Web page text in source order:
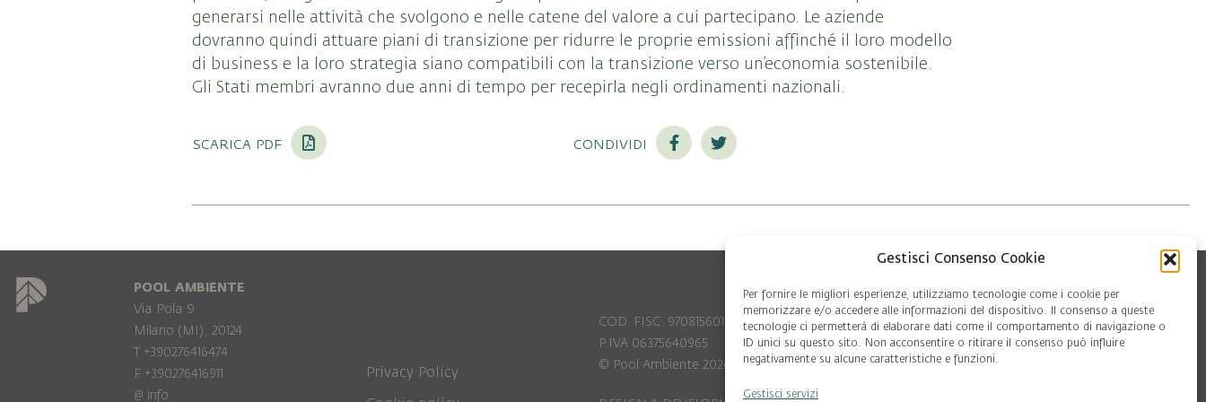
Gestisci Consenso Cookie
Per fornire le migliori esperienze, utilizziamo tecnologie come i cookie per
memorizzare e/o accedere alle informazioni del dispositivo. Il consenso a queste
tecnologie ci permetterà di elaborare dati come il comportamento di navigazione o
ID unici su questo sito. Non acconsentire o ritirare il consenso può influire
negativamente su alcune caratteristiche e funzioni.
Gestisci servizi
generarsi nelle attività che svolgono e nelle catene del valore a cui partecipano. Le aziende
dovranno quindi attuare piani di transizione per ridurre le proprie emissioni affinché il loro modello
di business e la loro strategia siano compatibili con la transizione verso un’economia sostenibile.
Gli Stati membri avranno due anni di tempo per recepirla negli ordinamenti nazionali.
scarica pdf condividi
POOL AMBIENTE
Via Pola 9
Milano (MI), 20124
T +390276416474
F +390276416911
@ info
Privacy Policy
COD. FISC. 97081560159
P.IVA 06375640965
© Pool Ambiente 2026